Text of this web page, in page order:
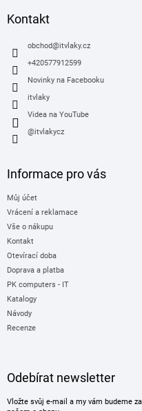
Kontakt
obchod@itvlaky.cz
+420577912599
Novinky na Facebooku
itvlaky
Videa na YouTube
@itvlakycz
Informace pro vás
Můj účet
Vrácení a reklamace
Vše o nákupu
Kontakt
Otevírací doba
Doprava a platba
PK computers - IT
Katalogy
Návody
Recenze
Odebírat newsletter
Vložte svůj e-mail a my vám budeme